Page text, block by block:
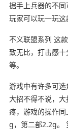
据手上兵器的不
玩家可以玩一玩这
不义联盟系列 这
致无比，打击感
等。
游戏中有许多可
大招不得不说，
疼，游戏的操作
g，第二部2.2g。